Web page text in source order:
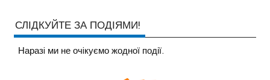
СЛІДКУЙТЕ ЗА ПОДІЯМИ!
Наразi ми не очiкуємо жодної події.